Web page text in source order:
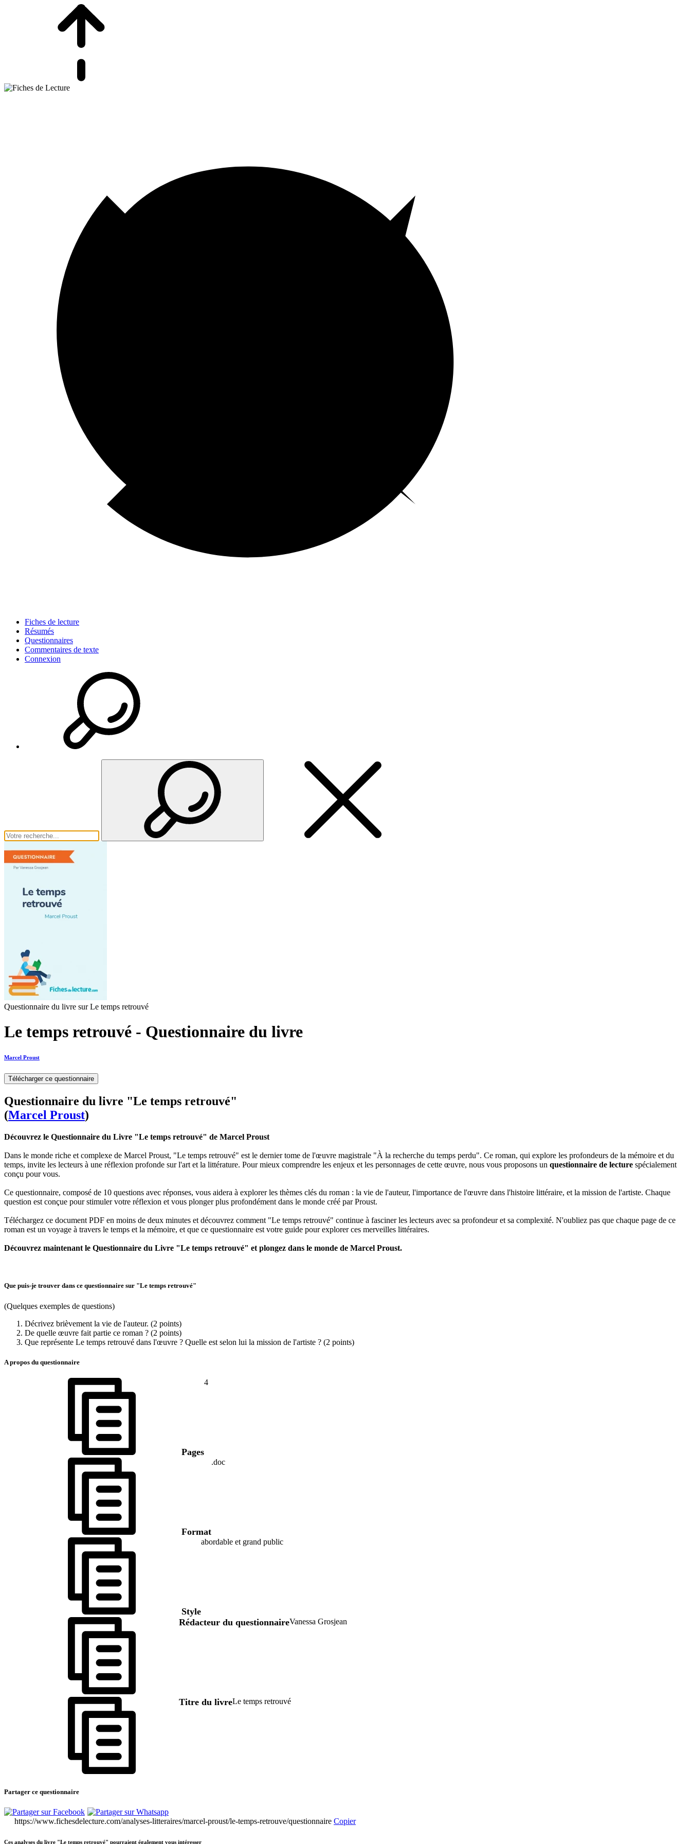
Fiches de lecture
Résumés
Questionnaires
Commentaires de texte
Connexion
Questionnaire du livre sur Le temps retrouvé
Le temps retrouvé - Questionnaire du livre
Marcel Proust
Télécharger ce questionnaire
Questionnaire du livre "Le temps retrouvé"
(Marcel Proust)
Découvrez le Questionnaire du Livre "Le temps retrouvé" de Marcel Proust
Dans le monde riche et complexe de Marcel Proust, "Le temps retrouvé" est le dernier tome de l'œuvre magistrale "À la recherche du temps perdu". Ce roman, qui explore les profondeurs de la mémoire et du
temps, invite les lecteurs à une réflexion profonde sur l'art et la littérature. Pour mieux comprendre les enjeux et les personnages de cette œuvre, nous vous proposons un questionnaire de lecture spécialement
conçu pour vous.
Ce questionnaire, composé de 10 questions avec réponses, vous aidera à explorer les thèmes clés du roman : la vie de l'auteur, l'importance de l'œuvre dans l'histoire littéraire, et la mission de l'artiste. Chaque
question est conçue pour stimuler votre réflexion et vous plonger plus profondément dans le monde créé par Proust.
Téléchargez ce document PDF en moins de deux minutes et découvrez comment "Le temps retrouvé" continue à fasciner les lecteurs avec sa profondeur et sa complexité. N'oubliez pas que chaque page de ce
roman est un voyage à travers le temps et la mémoire, et que ce questionnaire est votre guide pour explorer ces merveilles littéraires.
Découvrez maintenant le Questionnaire du Livre "Le temps retrouvé" et plongez dans le monde de Marcel Proust.
Que puis-je trouver dans ce questionnaire sur "Le temps retrouvé"
(Quelques exemples de questions)
Décrivez brièvement la vie de l'auteur. (2 points)
De quelle œuvre fait partie ce roman ? (2 points)
Que représente Le temps retrouvé dans l'œuvre ? Quelle est selon lui la mission de l'artiste ? (2 points)
A propos du questionnaire
Pages
4
Format
.doc
Style
abordable et grand public
Rédacteur du questionnaireVanessa Grosjean
Titre du livreLe temps retrouvé
Partager ce questionnaire
https://www.fichesdelecture.com/analyses-litteraires/marcel-proust/le-temps-retrouve/questionnaire Copier
Ces analyses du livre "Le temps retrouvé" pourraient également vous intéresser